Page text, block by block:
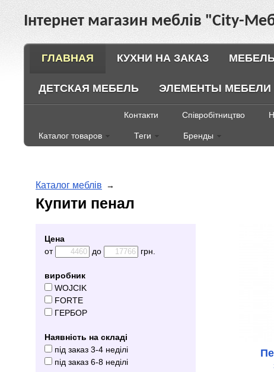
Інтернет магазин меблів "City-
ГЛАВНАЯ КУХНИ НА ЗАКАЗ
ДЕТСКАЯ МЕБЕЛЬ ЭЛЕМЕНТЫ МЕБЕЛИ
Контакти Співробітництво
Каталог товаров Теги Бренды
Каталог меблів →
Купити пенал
Цена
от
до грн.
виробник
WOJCIK
FORTE
ГЕРБОР
Наявність на складі
під заказ 3-4 неділі
під заказ 6-8 неділі